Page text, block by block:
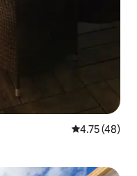
평점 4.75점
4.75 (48)